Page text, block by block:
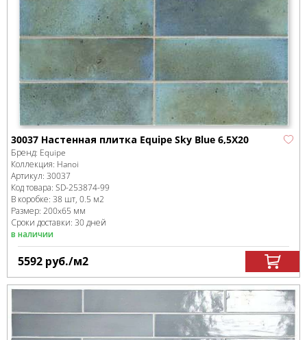
30037 Настенная плитка Equipe Sky Blue 6,5X20
Бренд: Equipe
Коллекция: Hanoi
Артикул: 30037
Код товара: SD-253874-99
В коробке: 38 шт, 0.5 м2
Размер: 200x65 мм
Сроки доставки: 30 дней
в наличии
5592 руб./м2